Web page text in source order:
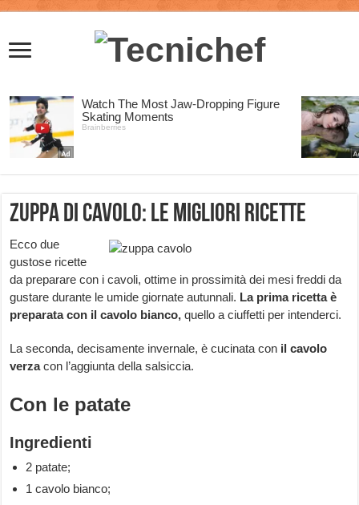
Zuppa di cavolo: le migliori ricette
Ecco due
gustose ricette
da preparare con i cavoli, ottime in prossimità dei mesi freddi da
gustare durante le umide giornate autunnali. La prima ricetta è
preparata con il cavolo bianco, quello a ciuffetti per intenderci.
La seconda, decisamente invernale, è cucinata con il cavolo
verzacon l’aggiunta della salsiccia.
Con le patate
Ingredienti
2 patate;
1 cavolo bianco;